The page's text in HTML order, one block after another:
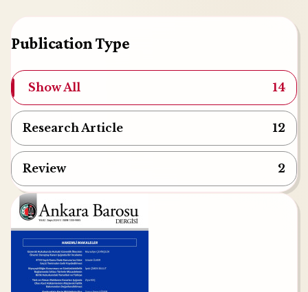
Publication Type
Show All 14
Research Article 12
Review 2